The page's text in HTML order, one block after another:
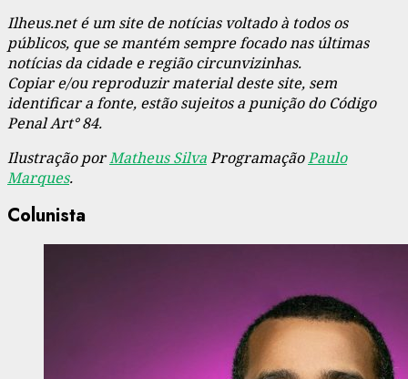
Ilheus.net é um site de notícias voltado à todos os
públicos, que se mantém sempre focado nas últimas
notícias da cidade e região circunvizinhas.
Copiar e/ou reproduzir material deste site, sem
identificar a fonte, estão sujeitos a punição do Código
Penal Art° 84.
Ilustração porMatheus SilvaProgramaçãoPaulo
Marques.
Colunista